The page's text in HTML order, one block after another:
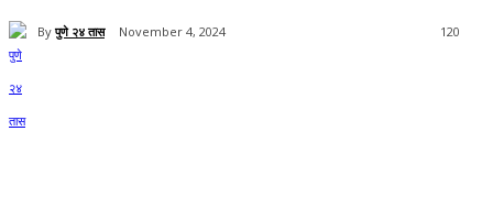
By पुणे २४ तास November 4, 2024 120